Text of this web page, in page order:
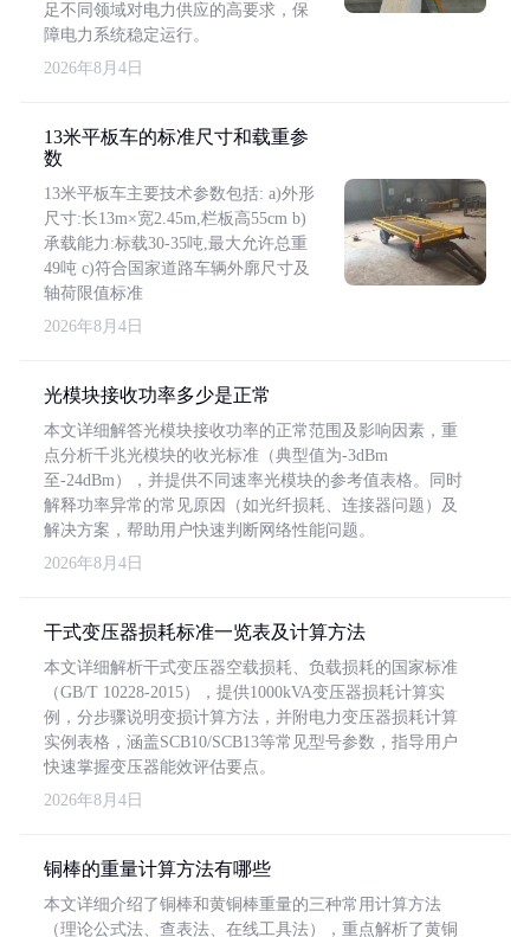
足不同领域对电力供应的高要求，保
障电力系统稳定运行。
2026年8月4日
13米平板车的标准尺寸和载重参
数
13米平板车主要技术参数包括: a)外形
尺寸:长13m×宽2.45m,栏板高55cm b)
承载能力:标载30-35吨,最大允许总重
49吨 c)符合国家道路车辆外廓尺寸及
轴荷限值标准
2026年8月4日
光模块接收功率多少是正常
本文详细解答光模块接收功率的正常范围及影响因素，重
点分析千兆光模块的收光标准（典型值为-3dBm
至-24dBm），并提供不同速率光模块的参考值表格。同时
解释功率异常的常见原因（如光纤损耗、连接器问题）及
解决方案，帮助用户快速判断网络性能问题。
2026年8月4日
干式变压器损耗标准一览表及计算方法
本文详细解析干式变压器空载损耗、负载损耗的国家标准
（GB/T 10228-2015），提供1000kVA变压器损耗计算实
例，分步骤说明变损计算方法，并附电力变压器损耗计算
实例表格，涵盖SCB10/SCB13等常见型号参数，指导用户
快速掌握变压器能效评估要点。
2026年8月4日
铜棒的重量计算方法有哪些
本文详细介绍了铜棒和黄铜棒重量的三种常用计算方法
（理论公式法、查表法、在线工具法），重点解析了黄铜